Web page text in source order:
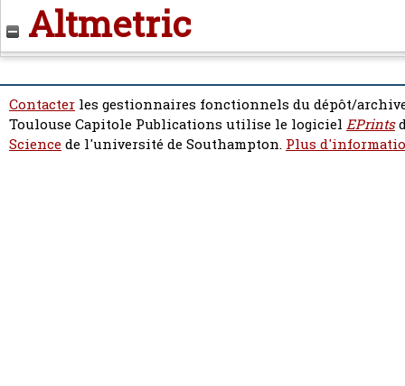
Altmetric
Contacter les gestionnaires fonctionnels du dépôt/
Toulouse Capitole Publications utilise le logiciel EPrints
Sciencede l'université de Southampton. Plus